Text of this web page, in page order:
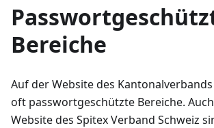
Bereiche
Auf der Website des
oft passwortgeschützte Bereiche.
Website des Spitex Verband Schweiz